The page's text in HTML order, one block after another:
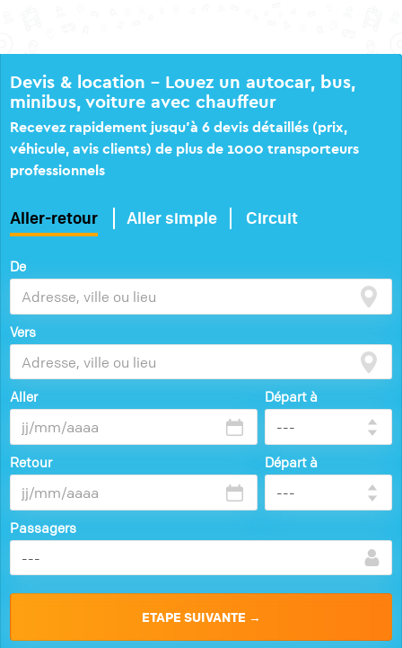
Devis & location – Louez un autocar, bus,
minibus, voiture avec chauffeur
Recevez rapidement jusqu’à 6 devis détaillés (prix,
véhicule, avis clients) de plus de 1000 transporteurs
professionnels
Aller-retour Aller simple Circuit
De
Vers
Aller Départ à
Retour Départ à
Passagers